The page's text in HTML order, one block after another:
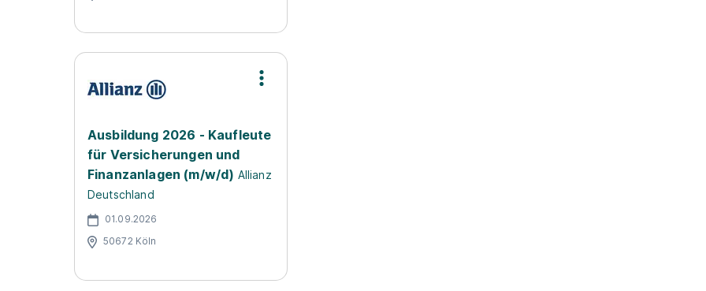
Ausbildung 2026 - Kaufleute
für Versicherungen und
Finanzanlagen (m/w/d) Allianz
Deutschland
01.09.2026
50672 Köln